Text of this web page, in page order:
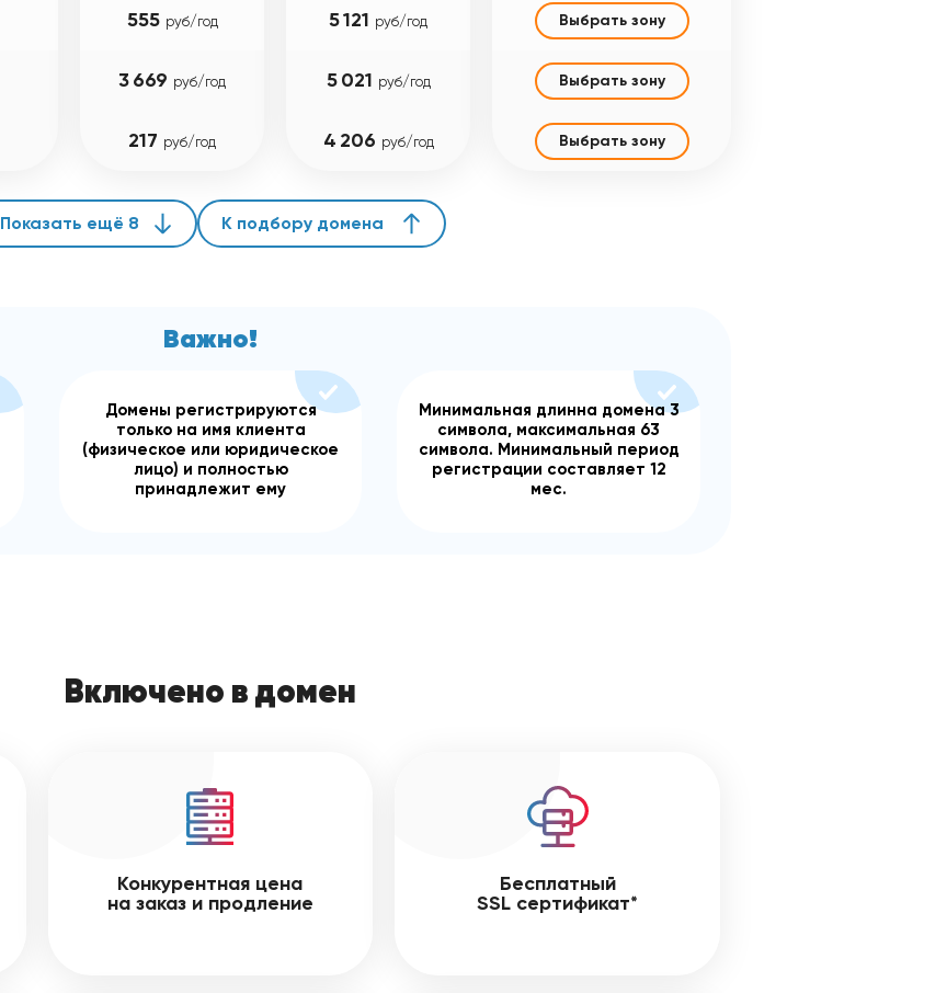
555 руб/год 5 121 руб/год Выбрать зону
3 669 руб/год 5 021 руб/год Выбрать зону
217 руб/год 4 206 руб/год Выбрать зону
Показать ещё 8 К подбору домена
Важно!
Домены регистрируются
только на имя клиента
(физическое или юридическое
лицо) и полностью
принадлежит ему
Минимальная длинна домена 3
символа, максимальная 63
символа. Минимальный период
регистрации составляет 12
мес.
Включено в домен
Конкурентная цена
на заказ и продление
Бесплатный
SSL сертификат*